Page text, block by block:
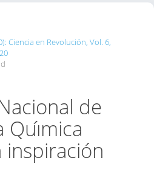
Ciencia en Revolución, Vol. 6,
de
Quı́mica
inspiración